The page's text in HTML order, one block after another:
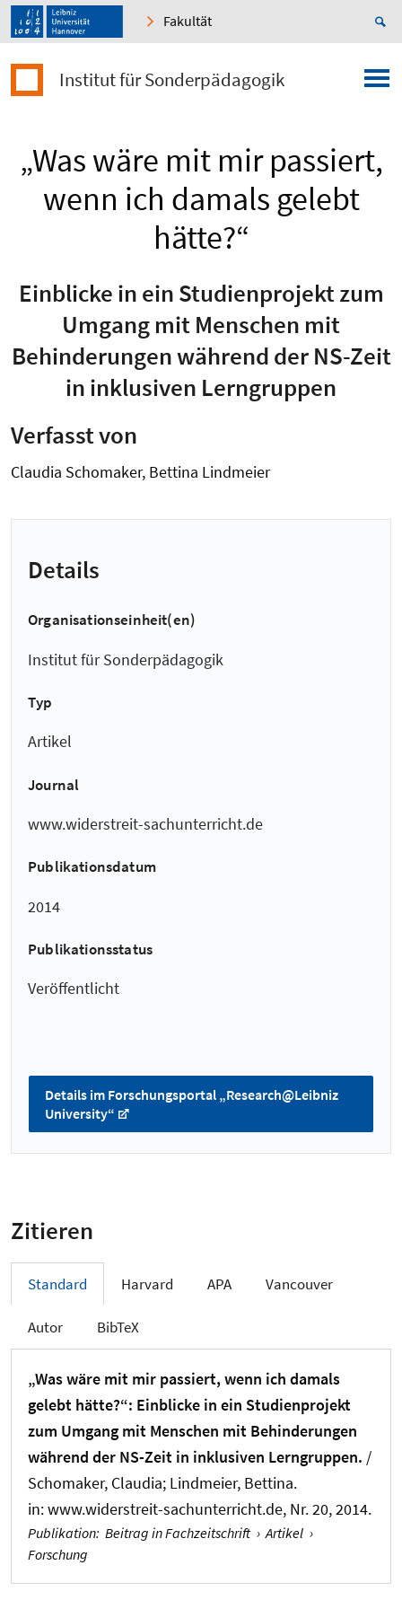
Fakultät
Institut für Sonderpädagogik
„Was wäre mit mir passiert,
wenn ich damals gelebt
hätte?“
Einblicke in ein Studienprojekt zum
Umgang mit Menschen mit
Behinderungen während der NS-Zeit
in inklusiven Lerngruppen
Verfasst von
Claudia Schomaker, Bettina Lindmeier
Details
Organisationseinheit(en)
Institut für Sonderpädagogik
Typ
Artikel
Journal
www.widerstreit-sachunterricht.de
Publikationsdatum
2014
Publikationsstatus
Veröffentlicht
Details im Forschungsportal „Research@Leibniz
University“
Zitieren
Standard Harvard APA Vancouver
Autor BibTeX
„Was wäre mit mir passiert, wenn ich damals
gelebt hätte?“: Einblicke in ein Studienprojekt
zum Umgang mit Menschen mit Behinderungen
während der NS-Zeit in inklusiven Lerngruppen. /
Schomaker, Claudia; Lindmeier, Bettina.
in:www.widerstreit-sachunterricht.de, Nr. 20, 2014.
Publikation: Beitrag in Fachzeitschrift › Artikel ›
Forschung